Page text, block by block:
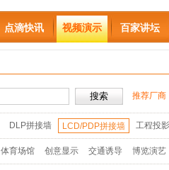
点滴快讯 视频演示 百家讲坛
推荐厂商
DLP拼接墙 LCD/PDP拼接墙 工程投
体育场馆 创意显示 交通诱导 博览演艺